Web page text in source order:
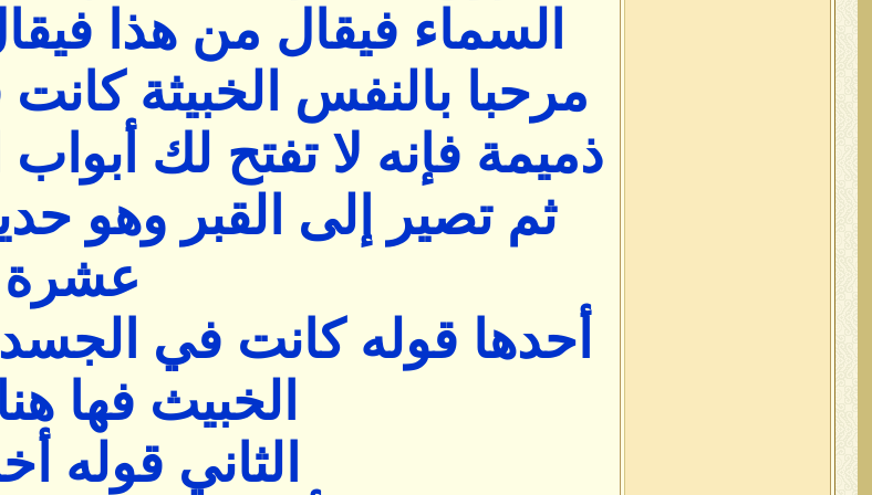
السماء فيقال من هذا
مرحبا بالنفس الخبيثة
ذميمة فإنه لا تفتح لك
ثم تصير إلى القبر وهو
عشرة
أحدها قوله كانت في
الخبيث فها
الثاني قوله